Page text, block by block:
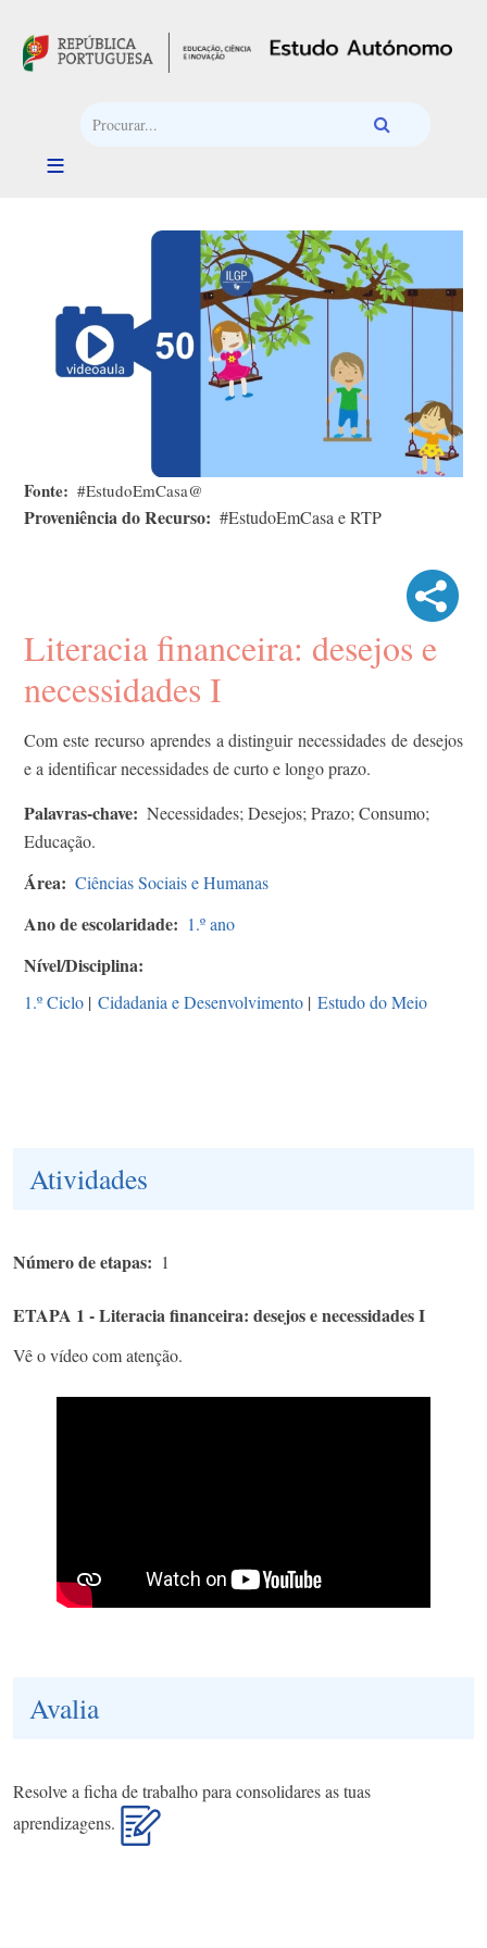
Fonte #EstudoEmCasa@
Proveniência do Recurso #EstudoEmCasa e RTP
Literacia financeira: desejos e
necessidades I
Com este recurso aprendes a distinguir necessidades de desejos
e a identificar necessidades de curto e longo prazo.
Palavras-chave
Necessidades; Desejos; Prazo; Consumo;
Educação.
Área Ciências Sociais e Humanas
Ano de escolaridade 1.º ano
Nível/Disciplina
1.º Ciclo | Cidadania e Desenvolvimento | Estudo do Meio
Atividades
Número de etapas 1
ETAPA 1 - Literacia financeira: desejos e necessidades I
Vê o vídeo com atenção.
Avalia
Resolve a ficha de trabalho para consolidares as tuas
aprendizagens.